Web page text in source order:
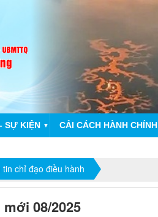
SỰ KIỆN ▼ CẢI CÁCH HÀNH CHÍNH
tin chỉ đạo điều hành
08/2025